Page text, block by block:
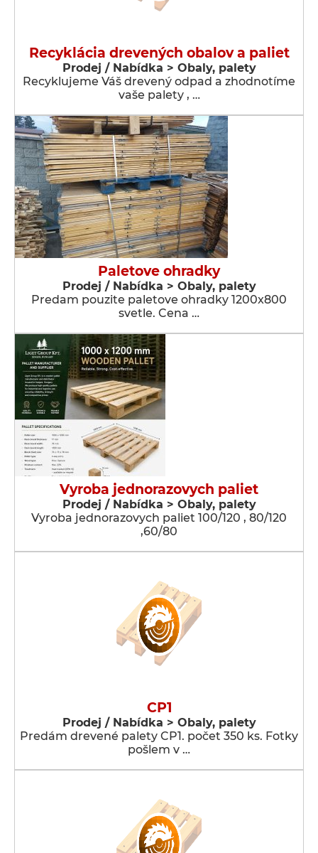
Recyklácia drevených obalov a paliet
Prodej / Nabídka > Obaly, palety
Recyklujeme Váš drevený odpad a zhodnotíme
vaše palety , …
Paletove ohradky
Prodej / Nabídka > Obaly, palety
Predam pouzite paletove ohradky 1200x800
svetle. Cena …
Vyroba jednorazovych paliet
Prodej / Nabídka > Obaly, palety
Vyroba jednorazovych paliet 100/120 , 80/120
,60/80
CP1
Prodej / Nabídka > Obaly, palety
Predám drevené palety CP1. počet 350 ks. Fotky
pošlem v …